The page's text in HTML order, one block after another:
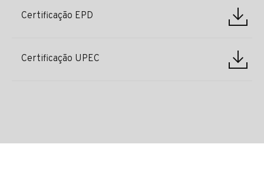
Certificação EPD
Certificação UPEC